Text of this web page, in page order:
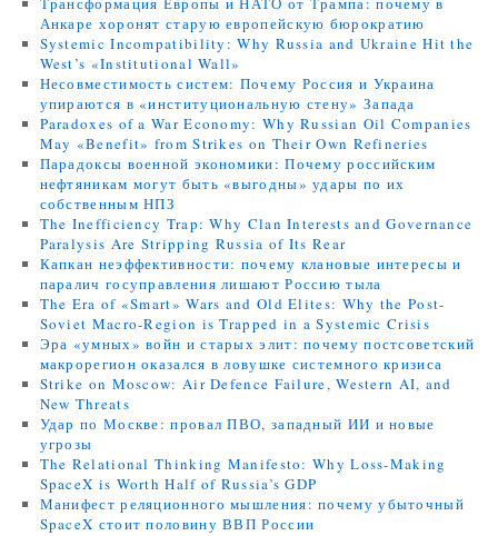
Анкаре хоронят старую европейскую бюрократию
Systemic Incompatibility: Why Russia and Ukraine Hit the
West’s «Institutional Wall»
Несовместимость систем: Почему Россия и Украина
упираются в «институциональную стену» Запада
Paradoxes of a War Economy: Why Russian Oil Companies
May «Benefit» from Strikes on Their Own Refineries
Парадоксы военной экономики: Почему российским
нефтяникам могут быть «выгодны» удары по их
собственным НПЗ
The Inefficiency Trap: Why Clan Interests and Governance
Paralysis Are Stripping Russia of Its Rear
Капкан неэффективности: почему клановые интересы и
паралич госуправления лишают Россию тыла
The Era of «Smart» Wars and Old Elites: Why the Post-
Soviet Macro-Region is Trapped in a Systemic Crisis
Эра «умных» войн и старых элит: почему постсоветский
макрорегион оказался в ловушке системного кризиса
Strike on Moscow: Air Defence Failure, Western AI, and
New Threats
Удар по Москве: провал ПВО, западный ИИ и новые
угрозы
The Relational Thinking Manifesto: Why Loss-Making
SpaceX is Worth Half of Russia’s GDP
Манифест реляционного мышления: почему убыточный
SpaceX стоит половину ВВП России